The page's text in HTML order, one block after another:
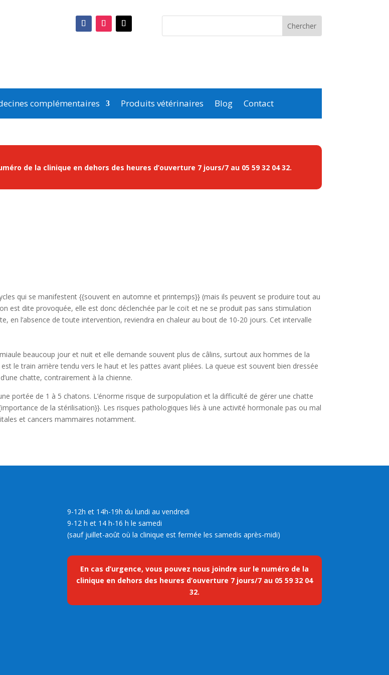
complémentaires Produits vétérinaires Blog Contact
de la clinique en dehors des heures d’ouverture 7 jours/7 au 05 59 32 04 32.
qui se manifestent {{souvent en automne et printemps}} (mais ils peuvent se produire tout au
est dite provoquée, elle est donc déclenchée par le coït et ne se produit pas sans stimulation
en l’absence de toute intervention, reviendra en chaleur au bout de 10-20 jours. Cet intervalle
beaucoup jour et nuit et elle demande souvent plus de câlins, surtout aux hommes de la
le train arrière tendu vers le haut et les pattes avant pliées. La queue est souvent bien dressée
chatte, contrairement à la chienne.
portée de 1 à 5 chatons. L’énorme risque de surpopulation et la difficulté de gérer une chatte
de la stérilisation}}. Les risques pathologiques liés à une activité hormonale pas ou mal
et cancers mammaires notamment.
9-12h et 14h-19h du lundi au vendredi
9-12 h et 14 h-16 h le samedi
(sauf juillet-août où la clinique est fermée les samedis après-midi)
En cas d’urgence, vous pouvez nous joindre sur le numéro de la
clinique en dehors des heures d’ouverture 7 jours/7 au 05 59 32 04
32.